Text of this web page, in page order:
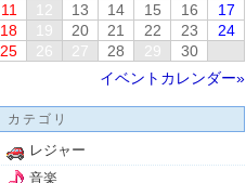
11
12 13 14 15 16
17
18
19 20 21 22 23
24
25
26 27 28 29
30
イベントカレンダー»
カテゴリ
レジャー
音楽